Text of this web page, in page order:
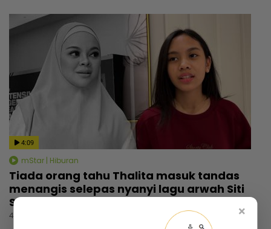
4:09
mStar | Hiburan
Tiada orang tahu Thalita masuk tandas
menangis selepas nyanyi lagu arwah Siti
Sarah, dapat rasa aura atas pentas
4 jam lalu ×